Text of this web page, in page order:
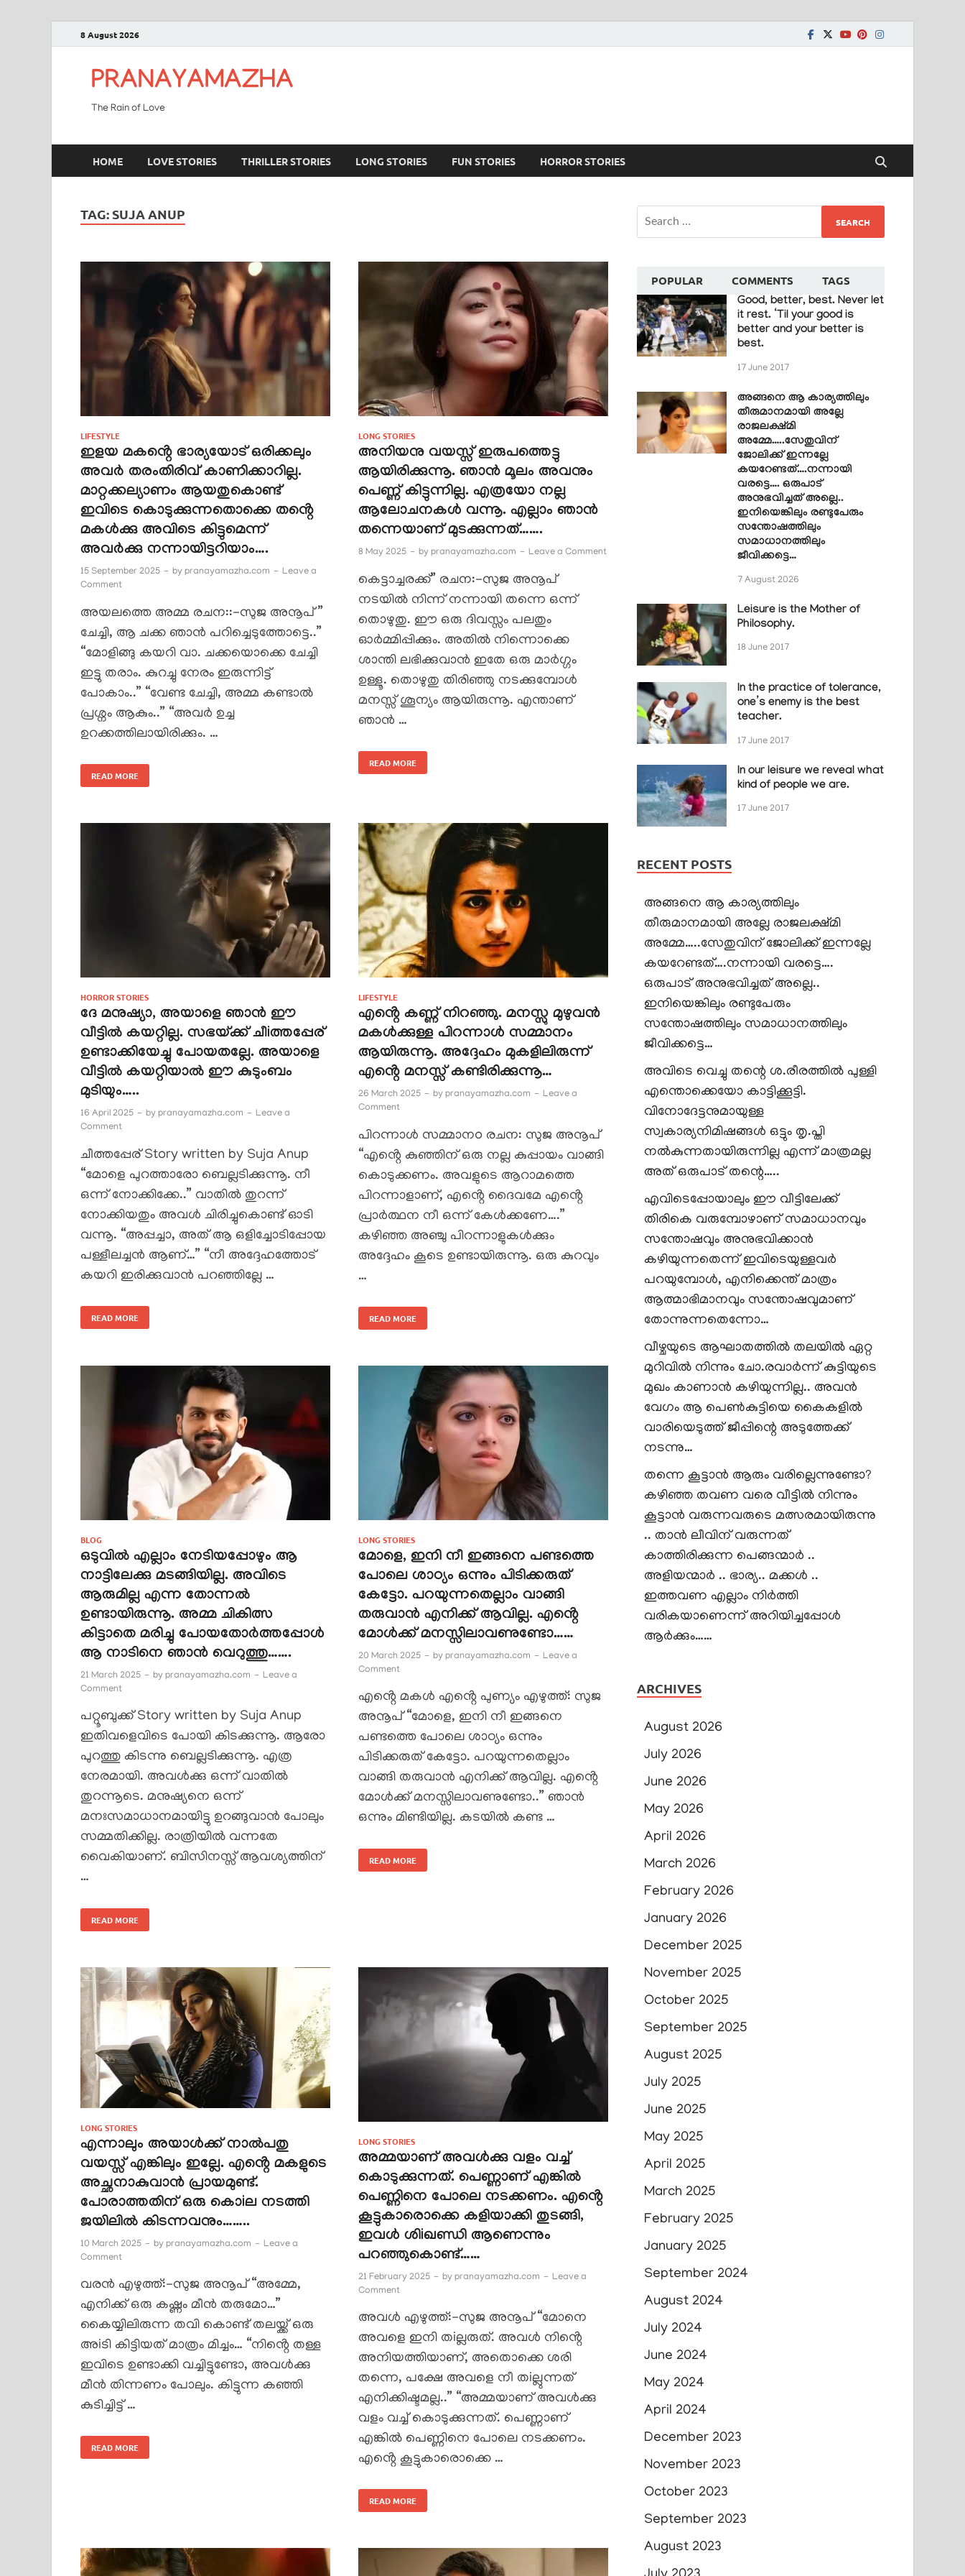
8 August 2026
PRANAYAMAZHA
The Rain of Love
HOME LOVE STORIES THRILLER STORIES LONG STORIES FUN STORIES HORROR STORIES
TAG: SUJA ANUP
LIFESTYLE
ഇളയ മകൻ്റെ ഭാര്യയോട് ഒരിക്കലും
അവർ തരംതിരിവ് കാണിക്കാറില്ല.
മാറ്റക്കല്യാണം ആയതുകൊണ്ട്
ഇവിടെ കൊടുക്കുന്നതൊക്കെ തൻ്റെ
മകൾക്കു അവിടെ കിട്ടുമെന്ന്
അവർക്കു നന്നായിട്ടറിയാം….
15 September 2025 - by pranayamazha.com - Leave a
Comment
അയലത്തെ അമ്മ രചന::-സുജ അനൂപ് ”
ചേച്ചി, ആ ചക്ക ഞാൻ പറിച്ചെടുത്തോട്ടെ..”
“മോളിങ്ങു കയറി വാ. ചക്കയൊക്കെ ചേച്ചി
ഇട്ടു തരാം. കുറച്ചു നേരം ഇരുന്നിട്ട്
പോകാം..” “വേണ്ട ചേച്ചി, അമ്മ കണ്ടാൽ
പ്രശ്നം ആകും..” “അവർ ഉച്ച
ഉറക്കത്തിലായിരിക്കും. …
READ MORE
LONG STORIES
അനിയനു വയസ്സ് ഇരുപത്തെട്ടു
ആയിരിക്കുന്നൂ. ഞാൻ മൂലം അവനും
പെണ്ണ് കിട്ടുന്നില്ല. എത്രയോ നല്ല
ആലോചനകൾ വന്നൂ. എല്ലാം ഞാൻ
തന്നെയാണ് മുടക്കുന്നത്…….
8 May 2025 - by pranayamazha.com - Leave a Comment
കെട്ടാച്ചരക്ക്” രചന:-സുജ അനൂപ്
നടയിൽ നിന്ന് നന്നായി തന്നെ ഒന്ന്
തൊഴുതു. ഈ ഒരു ദിവസ്സം പലതും
ഓർമ്മിപ്പിക്കും. അതിൽ നിന്നൊക്കെ
ശാന്തി ലഭിക്കുവാൻ ഇതേ ഒരു മാർഗ്ഗം
ഉള്ളൂ. തൊഴുതു തിരിഞ്ഞു നടക്കുമ്പോൾ
മനസ്സ് ശൂന്യം ആയിരുന്നൂ. എന്താണ്
ഞാൻ …
READ MORE
HORROR STORIES
ദേ മനുഷ്യാ, അയാളെ ഞാൻ ഈ
വീട്ടിൽ കയറ്റില്ല. സഭയ്ക്ക് ചീiത്തപ്പേര്
ഉണ്ടാക്കിയേച്ചു പോയതല്ലേ. അയാളെ
വീട്ടിൽ കയറ്റിയാൽ ഈ കുടുംബം
മുടിയും…..
16 April 2025 - by pranayamazha.com - Leave a
Comment
ചീത്തപ്പേര് Story written by Suja Anup
“മോളെ പുറത്താരോ ബെല്ലടിക്കുന്നൂ. നീ
ഒന്ന് നോക്കിക്കേ..” വാതിൽ തുറന്ന്
നോക്കിയതും അവൾ ചിരിച്ചുകൊണ്ട് ഓടി
വന്നൂ. “അപ്പച്ചാ, അത് ആ ഒളിച്ചോടിപ്പോയ
പള്ളീലച്ചൻ ആണ്…” “നീ അദ്ദേഹത്തോട്
കയറി ഇരിക്കുവാൻ പറഞ്ഞില്ലേ …
READ MORE
LIFESTYLE
എൻ്റെ കണ്ണ് നിറഞ്ഞു. മനസ്സു മുഴുവൻ
മകൾക്കുള്ള പിറന്നാൾ സമ്മാനം
ആയിരുന്നൂ. അദ്ദേഹം മുകളിലിരുന്ന്
എൻ്റെ മനസ്സ് കണ്ടിരിക്കുന്നൂ…
26 March 2025 - by pranayamazha.com - Leave a
Comment
പിറന്നാൾ സമ്മാനo രചന: സുജ അനൂപ്
“എൻ്റെ കുഞ്ഞിന് ഒരു നല്ല കുപ്പായം വാങ്ങി
കൊടുക്കണം. അവളുടെ ആറാമത്തെ
പിറന്നാളാണ്, എൻ്റെ ദൈവമേ എൻ്റെ
പ്രാർത്ഥന നീ ഒന്ന് കേൾക്കണേ….”
കഴിഞ്ഞ അഞ്ചു പിറന്നാളുകൾക്കും
അദ്ദേഹം കൂടെ ഉണ്ടായിരുന്നൂ. ഒരു കുറവും
…
READ MORE
BLOG
ഒടുവിൽ എല്ലാം നേടിയപ്പോഴും ആ
നാട്ടിലേക്കു മടങ്ങിയില്ല. അവിടെ
ആരുമില്ല എന്ന തോന്നൽ
ഉണ്ടായിരുന്നൂ. അമ്മ ചികിത്സ
കിട്ടാതെ മരിച്ചു പോയതോർത്തപ്പോൾ
ആ നാടിനെ ഞാൻ വെറുത്തു…….
21 March 2025 - by pranayamazha.com - Leave a
Comment
പറ്റൂബുക്ക് Story written by Suja Anup
ഇതിവളെവിടെ പോയി കിടക്കുന്നൂ. ആരോ
പുറത്തു കിടന്നു ബെല്ലടിക്കുന്നൂ. എത്ര
നേരമായി. അവൾക്കു ഒന്ന് വാതിൽ
തുറന്നൂടെ. മനുഷ്യനെ ഒന്ന്
മനഃസമാധാനമായിട്ടു ഉറങ്ങുവാൻ പോലും
സമ്മതിക്കില്ല. രാത്രിയിൽ വന്നതേ
വൈകിയാണ്. ബിസിനസ്സ് ആവശ്യത്തിന്
…
READ MORE
LONG STORIES
മോളെ, ഇനി നീ ഇങ്ങനെ പണ്ടത്തെ
പോലെ ശാഠ്യം ഒന്നും പിടിക്കരുത്
കേട്ടോ. പറയുന്നതെല്ലാം വാങ്ങി
തരുവാൻ എനിക്ക് ആവില്ല. എൻ്റെ
മോൾക്ക് മനസ്സിലാവണുണ്ടോ……
20 March 2025 - by pranayamazha.com - Leave a
Comment
എൻ്റെ മകൾ എൻ്റെ പുണ്യം എഴുത്ത്: സുജ
അനൂപ് “മോളെ, ഇനി നീ ഇങ്ങനെ
പണ്ടത്തെ പോലെ ശാഠ്യം ഒന്നും
പിടിക്കരുത് കേട്ടോ. പറയുന്നതെല്ലാം
വാങ്ങി തരുവാൻ എനിക്ക് ആവില്ല. എൻ്റെ
മോൾക്ക് മനസ്സിലാവണുണ്ടോ..” ഞാൻ
ഒന്നും മിണ്ടിയില്ല. കടയിൽ കണ്ട …
READ MORE
LONG STORIES
എന്നാലും അയാൾക്ക്‌ നാൽപതു
വയസ്സ് എങ്കിലും ഇല്ലേ. എൻ്റെ മകളുടെ
അച്ഛനാകുവാൻ പ്രായമുണ്ട്.
പോരാത്തതിന് ഒരു കൊiല നടത്തി
ജയിലിൽ കിടന്നവനും……..
10 March 2025 - by pranayamazha.com - Leave a
Comment
വരൻ എഴുത്ത്:-സുജ അനൂപ് “അമ്മേ,
എനിക്ക് ഒരു കഷ്ണം മീൻ തരുമോ…”
കൈയ്യിലിരുന്ന തവി കൊണ്ട് തലയ്ക്ക് ഒരു
അiടി കിട്ടിയത് മാത്രം മിച്ചം… “നിൻ്റെ തള്ള
ഇവിടെ ഉണ്ടാക്കി വച്ചിട്ടുണ്ടോ, അവൾക്കു
മീൻ തിന്നണം പോലും. കിട്ടുന്ന കഞ്ഞി
കുടിച്ചിട്ട് …
READ MORE
LONG STORIES
അമ്മയാണ് അവൾക്കു വളം വച്ച്
കൊടുക്കുന്നത്. പെണ്ണാണ് എങ്കിൽ
പെണ്ണിനെ പോലെ നടക്കണം. എൻ്റെ
കൂട്ടുകാരൊക്കെ കളിയാക്കി തുടങ്ങി,
ഇവൾ ശിiഖണ്ഡി ആണെന്നും
പറഞ്ഞുകൊണ്ട്……
21 February 2025 - by pranayamazha.com - Leave a
Comment
അവൾ എഴുത്ത്:-സുജ അനൂപ് “മോനെ
അവളെ ഇനി തiല്ലരുത്. അവൾ നിൻ്റെ
അനിയത്തിയാണ്, അതൊക്കെ ശരി
തന്നെ, പക്ഷേ അവളെ നീ തiല്ലുന്നത്
എനിക്കിഷ്ടമല്ല..” “അമ്മയാണ് അവൾക്കു
വളം വച്ച് കൊടുക്കുന്നത്. പെണ്ണാണ്
എങ്കിൽ പെണ്ണിനെ പോലെ നടക്കണം.
എൻ്റെ കൂട്ടുകാരൊക്കെ …
READ MORE
POPULAR COMMENTS TAGS
Good, better, best. Never let
it rest. ‘Til your good is
better and your better is
best.
17 June 2017
അങ്ങനെ ആ കാര്യത്തിലും
തീരുമാനമായി അല്ലേ
രാജലക്ഷ്മി
അമ്മേ…..സേതുവിന്
ജോലിക്ക് ഇന്നല്ലേ
കയറേണ്ടത്….നന്നായി
വരട്ടെ…. ഒരുപാട്
അനുഭവിച്ചത് അല്ലെ..
ഇനിയെങ്കിലും രണ്ടുപേരും
സന്തോഷത്തിലും
സമാധാനത്തിലും
ജീവിക്കട്ടെ…
7 August 2026
Leisure is the Mother of
Philosophy.
18 June 2017
In the practice of tolerance,
one’s enemy is the best
teacher.
17 June 2017
In our leisure we reveal what
kind of people we are.
17 June 2017
RECENT POSTS
അങ്ങനെ ആ കാര്യത്തിലും
തീരുമാനമായി അല്ലേ രാജലക്ഷ്മി
അമ്മേ…..സേതുവിന് ജോലിക്ക് ഇന്നല്ലേ
കയറേണ്ടത്….നന്നായി വരട്ടെ….
ഒരുപാട് അനുഭവിച്ചത് അല്ലെ..
ഇനിയെങ്കിലും രണ്ടുപേരും
സന്തോഷത്തിലും സമാധാനത്തിലും
ജീവിക്കട്ടെ…
അവിടെ വെച്ചു തന്റെ ശ.രീരത്തിൽ പുള്ളി
എന്തൊക്കെയോ കാട്ടിക്കൂട്ടി.
വിനോദേട്ടനുമായുള്ള
സ്വകാര്യനിമിഷങ്ങൾ ഒട്ടും തൃ.പ്തി
നൽകുന്നതായിരുന്നില്ല എന്ന് മാത്രമല്ല
അത് ഒരുപാട് തന്റെ…..
എവിടെപ്പോയാലും ഈ വീട്ടിലേക്ക്
തിരികെ വരുമ്പോഴാണ് സമാധാനവും
സന്തോഷവും അനുഭവിക്കാൻ
കഴിയുന്നതെന്ന് ഇവിടെയുള്ളവർ
പറയുമ്പോൾ, എനിക്കെന്ത് മാത്രം
ആത്മാഭിമാനവും സന്തോഷവുമാണ്
തോന്നുന്നതെന്നോ…
വീഴ്ചയുടെ ആഘാതത്തിൽ തലയിൽ ഏറ്റ
മുറിവിൽ നിന്നും ചോ.രവാർന്ന് കുട്ടിയുടെ
മുഖം കാണാൻ കഴിയുന്നില്ല.. അവൻ
വേഗം ആ പെൺകുട്ടിയെ കൈകളിൽ
വാരിയെടുത്ത് ജീപ്പിന്റെ അടുത്തേക്ക്
നടന്നു…
തന്നെ കൂട്ടാൻ ആരും വരില്ലെന്നുണ്ടോ?
കഴിഞ്ഞ തവണ വരെ വീട്ടിൽ നിന്നും
കൂട്ടാൻ വരുന്നവരുടെ മത്സരമായിരുന്നു
.. താൻ ലീവിന് വരുന്നത്
കാത്തിരിക്കുന്ന പെങ്ങന്മാർ ..
അളിയന്മാർ .. ഭാര്യ.. മക്കൾ ..
ഇത്തവണ എല്ലാം നിർത്തി
വരികയാണെന്ന് അറിയിച്ചപ്പോൾ
ആർക്കും……
ARCHIVES
August 2026
July 2026
June 2026
May 2026
April 2026
March 2026
February 2026
January 2026
December 2025
November 2025
October 2025
September 2025
August 2025
July 2025
June 2025
May 2025
April 2025
March 2025
February 2025
January 2025
September 2024
August 2024
July 2024
June 2024
May 2024
April 2024
December 2023
November 2023
October 2023
September 2023
August 2023